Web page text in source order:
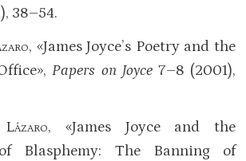
38–54.
, «James Joyce’s Poetry and the
Papers on Joyce7–8 (2001),
Lázaro, «James Joyce and the
Blasphemy: The Banning of